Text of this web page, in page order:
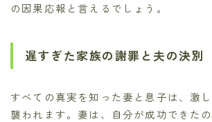
の因果応報と言えるでしょう。
遅すぎた家族の謝罪と夫の決別
すべての真実を知った妻と息子は、激
襲われます。妻は、自分が成功できた